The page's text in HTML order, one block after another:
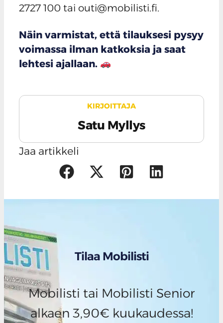
2727 100 tai outi@mobilisti.fi.
Näin varmistat, että tilauksesi pysyy
voimassa ilman katkoksia ja saat
lehtesi ajallaan.
KIRJOITTAJA
Satu Myllys
Jaa artikkeli
Tilaa Mobilisti
Mobilisti tai Mobilisti Senior
alkaen 3,90€ kuukaudessa!